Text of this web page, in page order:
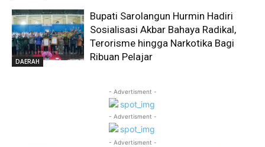
DAERAH
Bupati Sarolangun Hurmin Hadiri
Sosialisasi Akbar Bahaya Radikal,
Terorisme hingga Narkotika Bagi
Ribuan Pelajar
- Advertisment -
- Advertisment -
- Advertisment -